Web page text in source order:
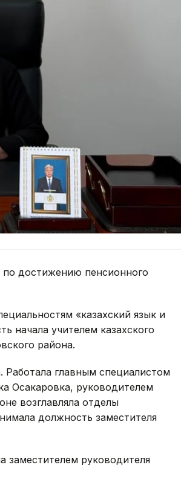
по достижению пенсионного
«казахский язык и
начала учителем казахского
района.
Работала главным специалистом
Осакаровка, руководителем
возглавляла отделы
должность заместителя
заместителем руководителя